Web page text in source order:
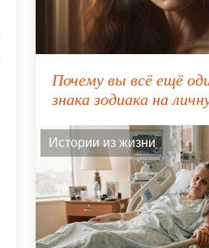
Почему вы всё ещё
знака зодиака на
Истории из жизни